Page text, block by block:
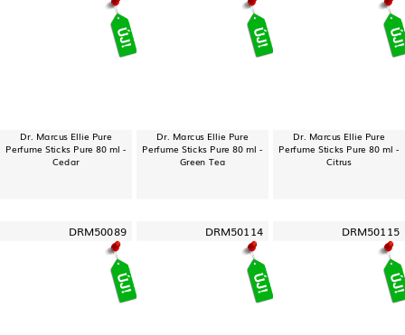
Dr. Marcus Ellie Pure
Perfume Sticks Pure 80 ml -
Cedar
Dr. Marcus Ellie Pure
Perfume Sticks Pure 80 ml -
Green Tea
Dr. Marcus Ellie Pure
Perfume Sticks Pure 80 ml -
Citrus
DRM50089 DRM50114 DRM50115